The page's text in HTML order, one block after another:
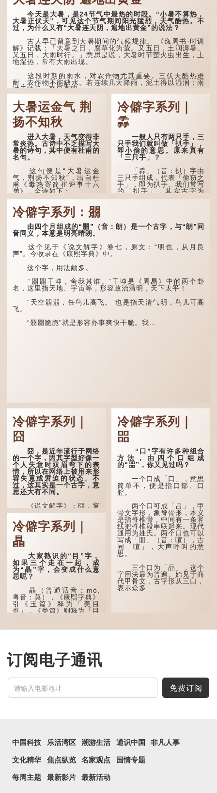
今天是大暑，是24节气中最热的时段。“小暑不算热，
大暑正伏天”，可见这个节气期间阳光猛烈，天气酷热。不
过，为什么又有“大暑连天阴，遍地出黄金”的说法？
古人早已留意到大暑期间的气候规律。 《逸周书·时训
解》记载：「大暑之日，腐草化为萤。又五日，土润溽暑。
又五日，大雨时行。」意思是说，大暑时节萤火虫出生，土
地湿热，常有大雨出现。
这段时期的雨水，对农作物尤其重要。三伏天酷热难
耐，农作物不能缺水。若连续几天降雨，泥土得以湿润；雨
过天晴后，烈日高照...
大暑运金气 荆
扬不知秋
进入大暑，天气变得非
常炎热。古诗中不乏描写大
暑的诗句，其中便有杜甫的
名句。
这句便是“大暑运金
气，荆扬不知秋”，出自杜
甫《毒热寄简崔评事十六
弟》，全诗如下：
大暑运金气，荆扬不知
秋。
林下有塌翼，水中无行
舟。
五行当中“金”对应秋
季，代表凉爽肃杀之
气。“运”是“运行”，描写大
暑的酷热阻碍了金气的流
“荆扬”指荆州（湖北）
和扬州（江苏），泛指长江
中下游地区，“...
冷僻字系列｜
掱
一般人只有两只手，三
只手我们就叫做「扒手」，
即小偷的意思。原来真有
「三只手」？
「掱」（音：扒）字由
三只手组成，代表「偷窃之
手」，即为扒手。我们常写
的「扒手」，其实古字为
「掱手」。
人呼翦绺贼曰掱手，犹言扒
手也，亦曰瘪三码子。」
其中「翦绺」即剪断他
人衣带以窃取钱物，是小偷
冷僻字系列：朤
由四个月组成的“朤”（音：朗）是一个古字，与“朗”同
音同义，本意是明亮晴朗。
这个见于《说文解字》卷七，原文：“明也，从月良
声”。今收录在《康熙字典》中。
这个字，用法颇多。
“朤朤干坤，舍我其谁。”干坤是《周易》中的两个卦
名，这里指天地、宇宙等，形容政治清明，天下太平！
“天空朤朤，任鸟儿高飞。”也是指天清气明，鸟儿可高
飞。
“朤朤脆脆”就是形容办事爽快干脆。我...
冷僻字系列｜
囧
囧，是近年流行于网络
的一个字，因其字型好像一
个人失意时双眉弯下的表
情，所以在网络上被用来形
容失意或窘迫的状态。不
过，这其实是一个古字，意
思还大有不同。
《说文解字》：囧，窻
牖丽廔闿明。象形。囧，本
义是透光通明的窗户，跟
「囱」一样都是「窗」的象
形字。甲骨文中又用作地
名，古书中的「黍于囧」表
示在囧地种黍。
这个古字十分少用，直
至21世纪，网络上开始流
行表情符号，这个字也被网
民当做表情符号来用。
囧字的「八」像一对委
屈的八字眉模样，「口」像
惊讶、...
冷僻字系列｜
瞐
大家熟识的“目”字，
如果三个走在一起，成
为“瞐”字，会变成什么意
思呢？
瞐（普通话音：mò,
粤音：莫），《康熙字典》
引《玉篇》释为「美目
也」，《类篇》则释为「目
镜头有专业的计算摄影功
能，便用上「瞐」这个字，
表达iPhone12有由8位提
能，能自动进...
冷僻字系列｜
㗊
“口”字有许多种组合
方法，由四个口组成
的“㗊”，你又见过吗？
一个口成「口」，意思
简单不，便是指口部、口
腔。
两个口可成「吕」，甲
骨文字形，象脊骨形，本义
是指脊椎骨，中间有一条竖
线把脊椎段串联起来。现代
通用为姓氏。两个口也可以
写成「吅」（音：喧），古
同「喧」，大声呼叫的意
思。
三个口为「品」，这个
字用法最为普遍。始见于商
代甲骨文，古字形从三口，
表示众多...
订阅电子通讯
免费订阅
中国科技 乐活湾区 潮游生活 通识中国 非凡人事
文化精华 焦点纵览 名家观点 国情专题
每周主题 最新影片 最新活动